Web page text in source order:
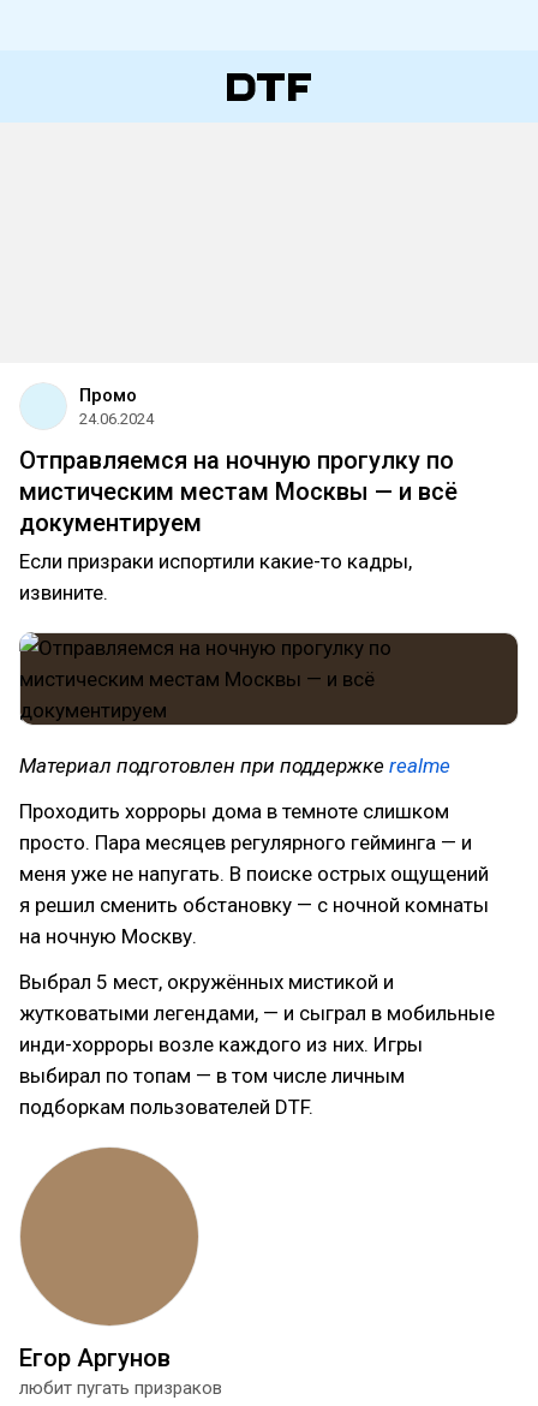
Промо
24.06.2024
Отправляемся на ночную прогулку по
мистическим местам Москвы — и всё
документируем
Если призраки испортили какие-то кадры,
извините.
Материал подготовлен при поддержке realme
Проходить хорроры дома в темноте слишком
просто. Пара месяцев регулярного гейминга — и
меня уже не напугать. В поиске острых ощущений
я решил сменить обстановку — с ночной комнаты
на ночную Москву.
Выбрал 5 мест, окружённых мистикой и
жутковатыми легендами, — и сыграл в мобильные
инди-хорроры возле каждого из них. Игры
выбирал по топам — в том числе личным
подборкам пользователей DTF.
Егор Аргунов
любит пугать призраков